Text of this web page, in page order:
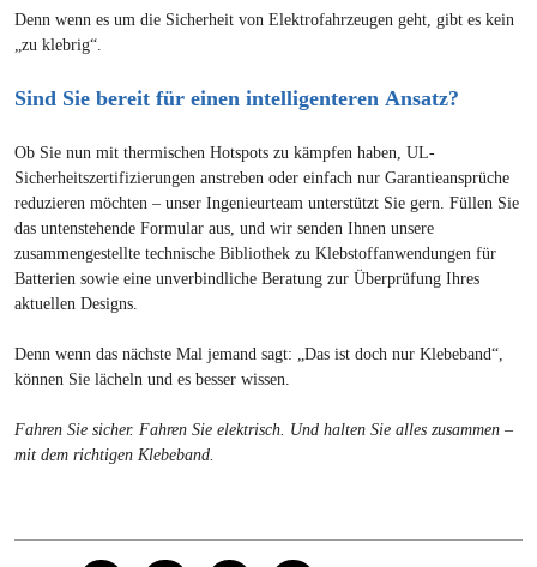
Denn wenn es um die Sicherheit von Elektrofahrzeugen geht, gibt es kein
„zu klebrig“.
Sind Sie bereit für einen intelligenteren Ansatz?
Ob Sie nun mit thermischen Hotspots zu kämpfen haben, UL-
Sicherheitszertifizierungen anstreben oder einfach nur Garantieansprüche
reduzieren möchten – unser Ingenieurteam unterstützt Sie gern. Füllen Sie
das untenstehende Formular aus, und wir senden Ihnen unsere
zusammengestellte technische Bibliothek zu Klebstoffanwendungen für
Batterien sowie eine unverbindliche Beratung zur Überprüfung Ihres
aktuellen Designs.
Denn wenn das nächste Mal jemand sagt: „Das ist doch nur Klebeband“,
können Sie lächeln und es besser wissen.
Fahren Sie sicher. Fahren Sie elektrisch. Und halten Sie alles zusammen –
mit dem richtigen Klebeband.